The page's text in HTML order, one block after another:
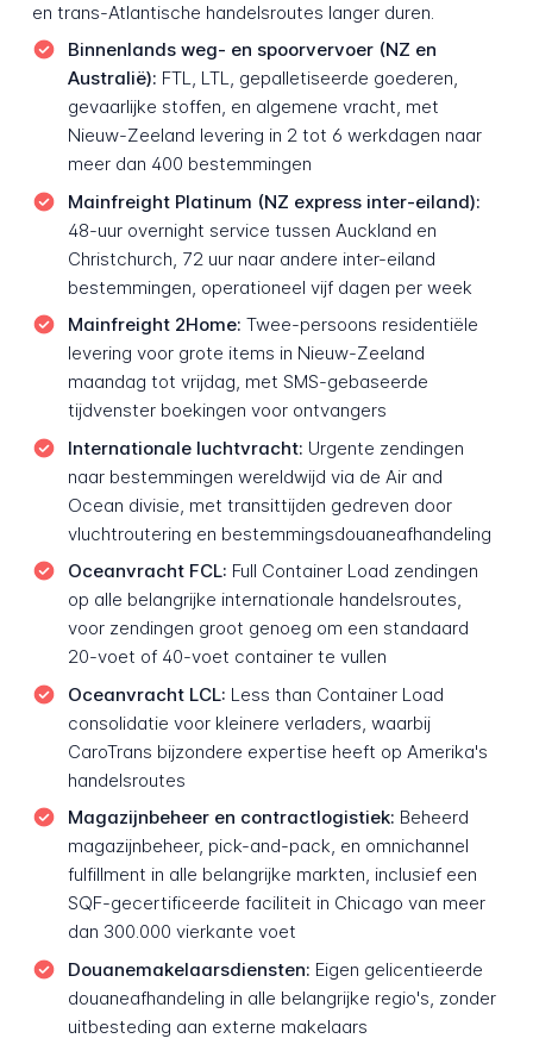
en trans-Atlantische handelsroutes langer duren.
Binnenlands weg- en spoorvervoer (NZ en
Australië): FTL, LTL, gepalletiseerde goederen,
gevaarlijke stoffen, en algemene vracht, met
Nieuw-Zeeland levering in 2 tot 6 werkdagen naar
meer dan 400 bestemmingen
Mainfreight Platinum (NZ express inter-eiland):
48-uur overnight service tussen Auckland en
Christchurch, 72 uur naar andere inter-eiland
bestemmingen, operationeel vijf dagen per week
Mainfreight 2Home: Twee-persoons residentiële
levering voor grote items in Nieuw-Zeeland
maandag tot vrijdag, met SMS-gebaseerde
tijdvenster boekingen voor ontvangers
Internationale luchtvracht: Urgente zendingen
naar bestemmingen wereldwijd via de Air and
Ocean divisie, met transittijden gedreven door
vluchtroutering en bestemmingsdouaneafhandeling
Oceanvracht FCL: Full Container Load zendingen
op alle belangrijke internationale handelsroutes,
voor zendingen groot genoeg om een standaard
20-voet of 40-voet container te vullen
Oceanvracht LCL: Less than Container Load
consolidatie voor kleinere verladers, waarbij
CaroTrans bijzondere expertise heeft op Amerika's
handelsroutes
Magazijnbeheer en contractlogistiek: Beheerd
magazijnbeheer, pick-and-pack, en omnichannel
fulfillment in alle belangrijke markten, inclusief een
SQF-gecertificeerde faciliteit in Chicago van meer
dan 300.000 vierkante voet
Douanemakelaarsdiensten: Eigen gelicentieerde
douaneafhandeling in alle belangrijke regio's, zonder
uitbesteding aan externe makelaars